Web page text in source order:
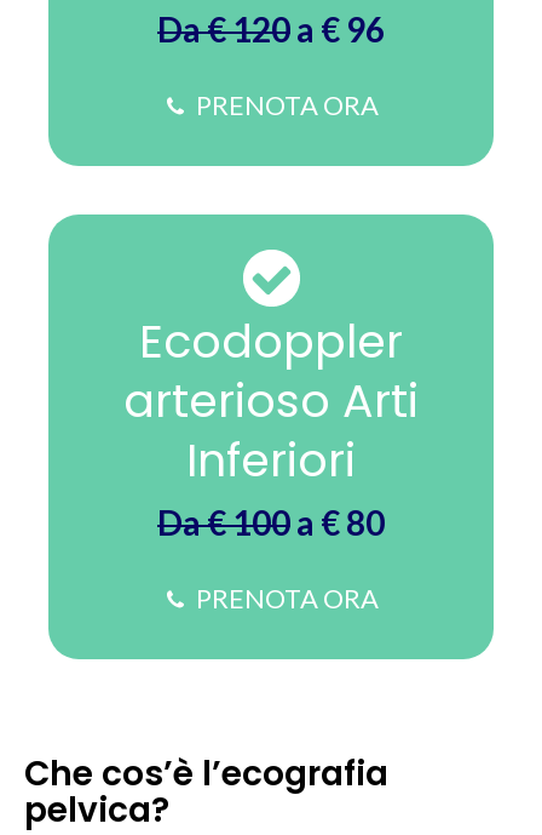
Da € 120a € 96
PRENOTA ORA
Ecodoppler
arterioso Arti
Inferiori
Da € 100a € 80
PRENOTA ORA
Che cos’è l’ecografia
pelvica?